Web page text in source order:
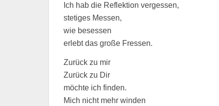
Ich hab die Reflektion vergessen,
stetiges Messen,
wie besessen
erlebt das große Fressen.
Zurück zu mir
Zurück zu Dir
möchte ich finden.
Mich nicht mehr winden